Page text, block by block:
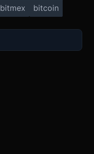
bitmex bitcoin